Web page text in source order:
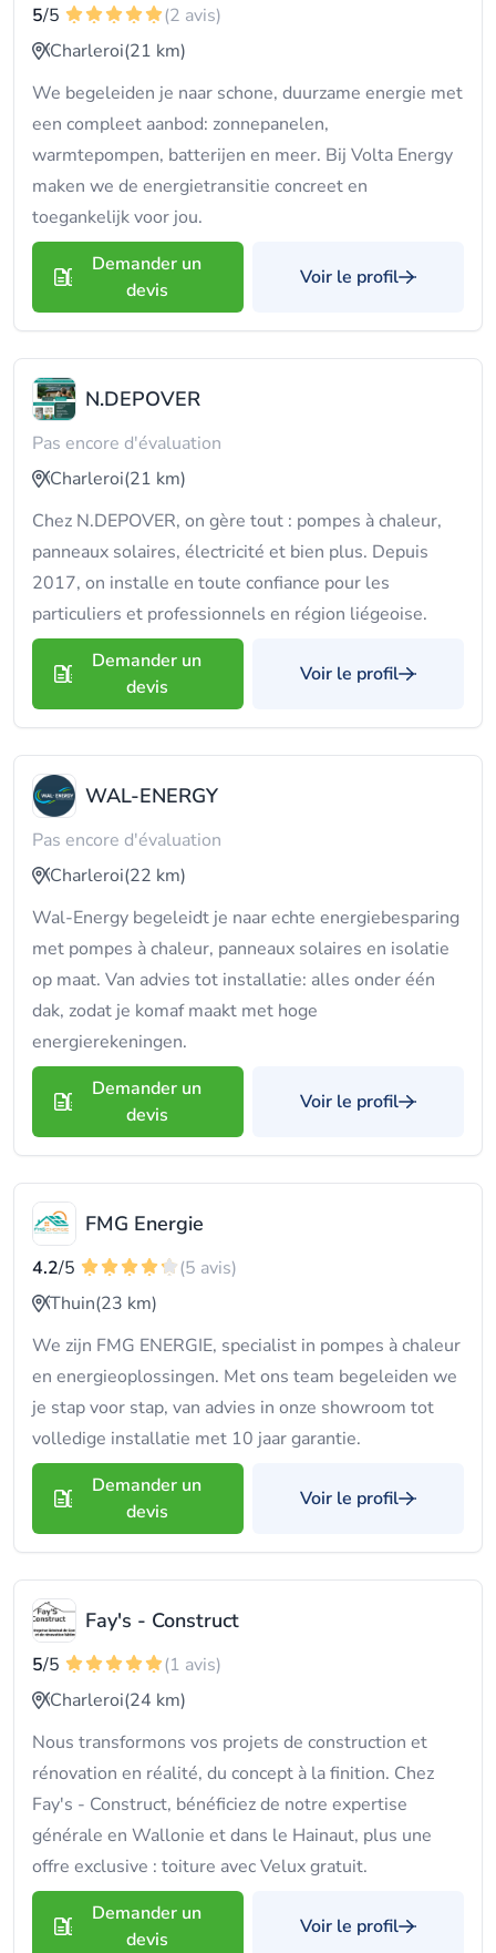
5/5
(2 avis)
Charleroi(21 km)
We begeleiden je naar schone, duurzame energie met
een compleet aanbod: zonnepanelen,
warmtepompen, batterijen en meer. Bij Volta Energy
maken we de energietransitie concreet en
toegankelijk voor jou.
Demander un
devis
Voir le profil
N.DEPOVER
Pas encore d'évaluation
Charleroi(21 km)
Chez N.DEPOVER, on gère tout : pompes à chaleur,
panneaux solaires, électricité et bien plus. Depuis
2017, on installe en toute confiance pour les
particuliers et professionnels en région liégeoise.
Demander un
devis
Voir le profil
WAL-ENERGY
Pas encore d'évaluation
Charleroi(22 km)
Wal-Energy begeleidt je naar echte energiebesparing
met pompes à chaleur, panneaux solaires en isolatie
op maat. Van advies tot installatie: alles onder één
dak, zodat je komaf maakt met hoge
energierekeningen.
Demander un
devis
Voir le profil
FMG Energie
4.2/5
(5 avis)
Thuin(23 km)
We zijn FMG ENERGIE, specialist in pompes à chaleur
en energieoplossingen. Met ons team begeleiden we
je stap voor stap, van advies in onze showroom tot
volledige installatie met 10 jaar garantie.
Demander un
devis
Voir le profil
Fay's - Construct
5/5
(1 avis)
Charleroi(24 km)
Nous transformons vos projets de construction et
rénovation en réalité, du concept à la finition. Chez
Fay's - Construct, bénéficiez de notre expertise
générale en Wallonie et dans le Hainaut, plus une
offre exclusive : toiture avec Velux gratuit.
Demander un
devis
Voir le profil